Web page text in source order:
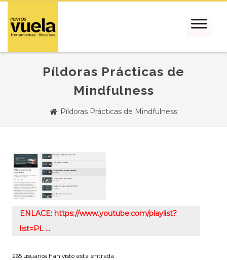
Píldoras Prácticas de
Mindfulness
Píldoras Prácticas de Mindfulness
ENLACE: https://www.youtube.com/playlist?
list=PL …
265 usuarios han visto esta entrada